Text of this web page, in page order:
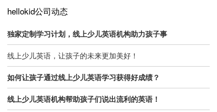
hellokid公司动态
独家定制学习计划，线上少儿英语机构助力孩子事
线上少儿英语，让孩子的未来更加美好！
如何让孩子通过线上少儿英语学习获得好成绩？
线上少儿英语机构帮助孩子们说出流利的英语！